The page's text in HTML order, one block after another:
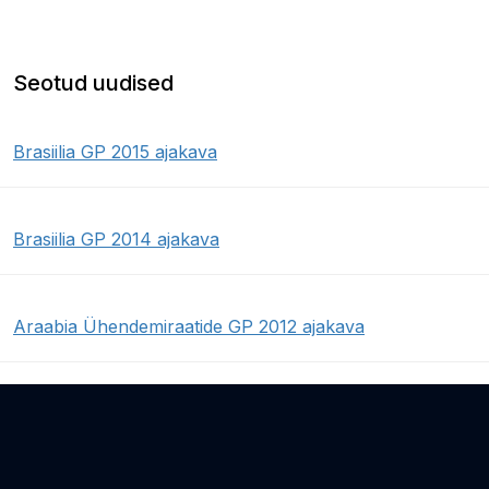
Seotud uudised
Brasiilia GP 2015 ajakava
Brasiilia GP 2014 ajakava
Araabia Ühendemiraatide GP 2012 ajakava